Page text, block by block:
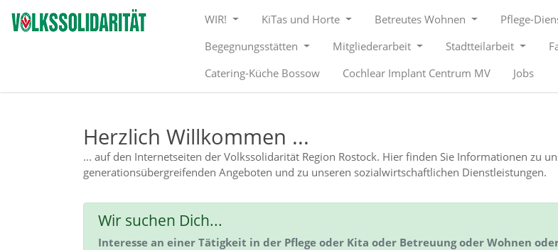
Direkt zur Hauptnavigation springen
WIR!
KiTas und Horte Betreutes Wohnen Pflege-
Begegnungsstätten
Mitgliederarbeit Stadtteilarbeit
Catering-Küche Bossow
Cochlear Implant Centrum MV Jobs
Herzlich Willkommen ...
... auf den Internetseiten der Volkssolidarität Region Rostock. Hier finden Sie Informationen zu
generationsübergreifenden Angeboten und zu unseren sozialwirtschaftlichen Dienstleistungen.
Wir suchen Dich...
Interesse an einer Tätigkeit in der Pflege oder Kita oder Betreuung oder Wohnen